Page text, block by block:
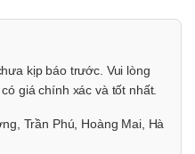
kịp báo trước. Vui lòng
giá chính xác và tốt nhất.
Trần Phú, Hoàng Mai, Hà